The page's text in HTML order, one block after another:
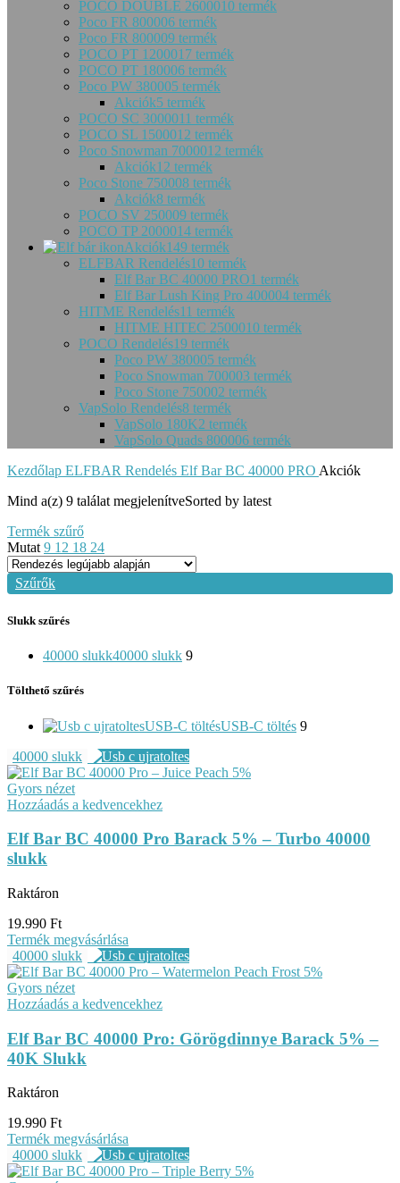
POCO DOUBLE 2600010 termék
Poco FR 800006 termék
Poco FR 800009 termék
POCO PT 1200017 termék
POCO PT 180006 termék
Poco PW 380005 termék
Akciók5 termék
POCO SC 3000011 termék
POCO SL 1500012 termék
Poco Snowman 7000012 termék
Akciók12 termék
Poco Stone 750008 termék
Akciók8 termék
POCO SV 250009 termék
POCO TP 2000014 termék
Akciók149 termék
ELFBAR Rendelés10 termék
Elf Bar BC 40000 PRO1 termék
Elf Bar Lush King Pro 400004 termék
HITME Rendelés11 termék
HITME HITEC 2500010 termék
POCO Rendelés19 termék
Poco PW 380005 termék
Poco Snowman 700003 termék
Poco Stone 750002 termék
VapSolo Rendelés8 termék
VapSolo 180K2 termék
VapSolo Quads 800006 termék
Kezdőlap ELFBAR Rendelés Elf Bar BC 40000 PRO Akciók
Mind a(z) 9 találat megjelenítveSorted by latest
Termék szűrő
Mutat 9 12 18 24
Szűrők
Slukk szűrés
40000 slukk40000 slukk 9
Tölthető szűrés
USB-C töltésUSB-C töltés 9
40000 slukk
Gyors nézet
Hozzáadás a kedvencekhez
Elf Bar BC 40000 Pro Barack 5% – Turbo 40000
slukk
Raktáron
19.990 Ft
Termék megvásárlása
40000 slukk
Gyors nézet
Hozzáadás a kedvencekhez
Elf Bar BC 40000 Pro: Görögdinnye Barack 5% –
40K Slukk
Raktáron
19.990 Ft
Termék megvásárlása
40000 slukk